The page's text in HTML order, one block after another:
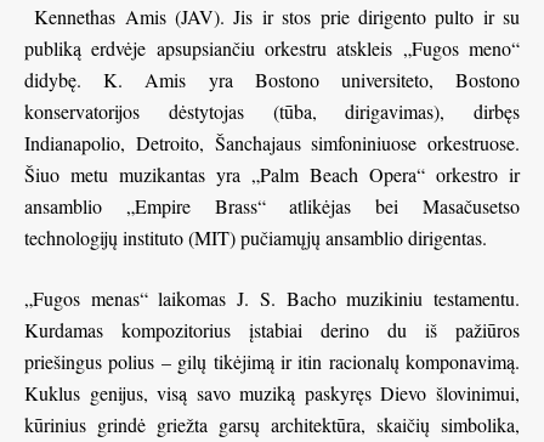
Kennethas Amis (JAV). Jis ir stos prie dirigento pulto ir su
publiką erdvėje apsupsiančiu orkestru atskleis „Fugos meno“
didybę. K. Amis yra Bostono universiteto, Bostono
konservatorijos dėstytojas (tūba, dirigavimas), dirbęs
Indianapolio, Detroito, Šanchajaus simfoniniuose orkestruose.
Šiuo metu muzikantas yra „Palm Beach Opera“ orkestro ir
ansamblio „Empire Brass“ atlikėjas bei Masačusetso
technologijų instituto (MIT) pučiamųjų ansamblio dirigentas.
„Fugos menas“ laikomas J. S. Bacho muzikiniu testamentu.
Kurdamas kompozitorius įstabiai derino du iš pažiūros
priešingus polius – gilų tikėjimą ir itin racionalų komponavimą.
Kuklus genijus, visą savo muziką paskyręs Dievo šlovinimui,
kūrinius grindė griežta garsų architektūra, skaičių simbolika,